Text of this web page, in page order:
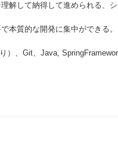
解して納得して進められる、
本質的な開発に集中ができる。
）、Git、Java,